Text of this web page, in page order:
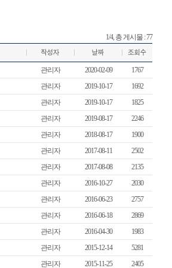
1/4, 총 게시물 : 77
관리자 2020-02-09
1767
관리자
2019-10-17
1692
관리자
2019-10-17
1825
관리자
2019-08-17
2246
관리자
2018-08-17
1900
관리자
2017-08-11
2502
관리자
2017-08-08
2135
관리자
2016-10-27
2030
관리자
2016-06-23
2757
관리자
2016-06-18
2869
관리자
2016-04-30
1983
관리자
2015-12-14
5281
관리자
2015-11-25 2405